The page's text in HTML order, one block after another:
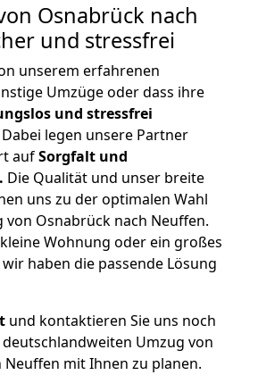
Osnabrück nach
und stressfrei
unserem erfahrenen
Umzüge oder dass ihre
und stressfrei
legen unsere Partner
aufSorgfalt und
Die Qualität und unser breite
uns zu der optimalen Wahl
Osnabrück nach Neuffen.
Wohnung oder ein großes
haben die passende Lösung
und kontaktieren Sie uns noch
Umzug von
Neuffen mit Ihnen zu planen.